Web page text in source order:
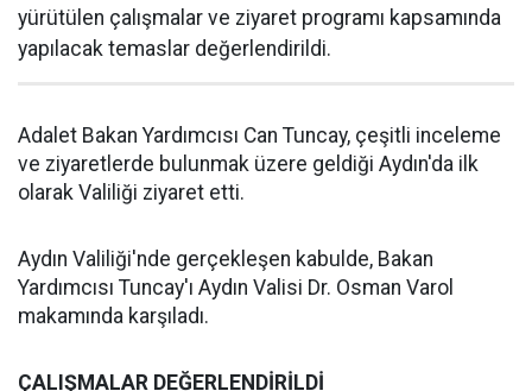
yürütülen çalışmalar ve ziyaret programı kapsamında
yapılacak temaslar değerlendirildi.
Adalet Bakan Yardımcısı Can Tuncay, çeşitli inceleme
ve ziyaretlerde bulunmak üzere geldiği Aydın'da ilk
olarak Valiliği ziyaret etti.
Aydın Valiliği'nde gerçekleşen kabulde, Bakan
Yardımcısı Tuncay'ı Aydın Valisi Dr. Osman Varol
makamında karşıladı.
ÇALIŞMALAR DEĞERLENDİRİLDİ